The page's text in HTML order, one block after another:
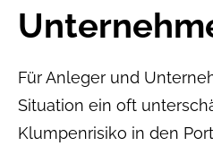
Für Anleger und
Situation ein oft
Klumpenrisiko in den